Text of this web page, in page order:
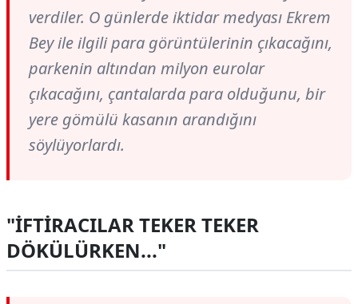
verdiler. O günlerde iktidar medyası Ekrem
Bey ile ilgili para görüntülerinin çıkacağını,
parkenin altından milyon eurolar
çıkacağını, çantalarda para olduğunu, bir
yere gömülü kasanın arandığını
söylüyorlardı.
"İFTİRACILAR TEKER TEKER
DÖKÜLÜRKEN..."